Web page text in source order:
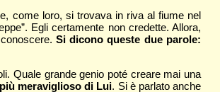
come loro, si trovava in riva al fiume nel
Egli certamente non credette. Allora,
Si dicono queste due parole:
Quale grande genio poté creare mai una
meraviglioso di Lui. Si è parlato anche